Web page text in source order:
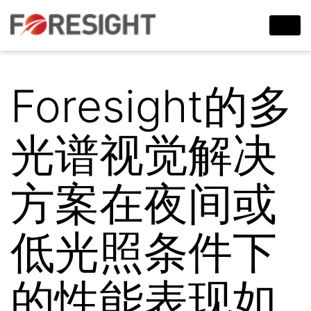
Foresight的多
光谱视觉解决
方案在夜间或
低光照条件下
的性能表现如